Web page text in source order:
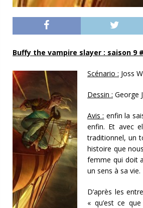
Buffy the vampire slayer : saison 9
Scénario : Joss
Dessin : George
Avis : enfin la
enfin. Et avec
traditionnel, un
histoire que
femme qui doit
un sens à sa vie.
D’après les
« qu’est ce